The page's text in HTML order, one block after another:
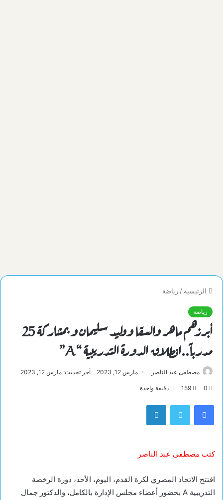
الرئيسية / رياضة
رياضة
أبرزهم ماهر والسقا ووليد سليمان و بمشاركة 25
مدرباً..انطلاق الدورة التدريبية “A”
مصطفى عبد الناصر مارس 12, 2023 آخر تحديث: مارس 12, 2023
0
159 دقيقة واحدة
فيسبوك تويتر لينكدإن
كتب مصطفى عبد الناصر
افتتح الاتحاد المصري لكرة القدم، اليوم، الأحد، دورة الرخصة
التدريبية A بحضور أعضاء مجلس الإدارة بالكامل، والدكتور جمال